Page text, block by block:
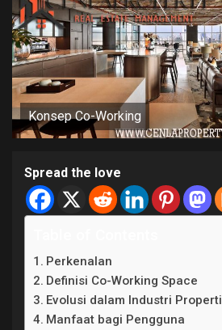
Konsep Co-Working
Spread the love
Perkenalan
Definisi Co-Working Space
Evolusi dalam Industri Properti
Manfaat bagi Pengguna